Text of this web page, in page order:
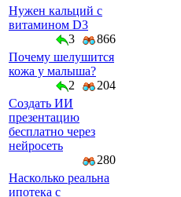
Нужен кальций с
витамином D3
3
866
Почему шелушится
кожа у малыша?
2
204
Создать ИИ
презентацию
бесплатно через
нейросеть
280
Насколько реальна
ипотека с